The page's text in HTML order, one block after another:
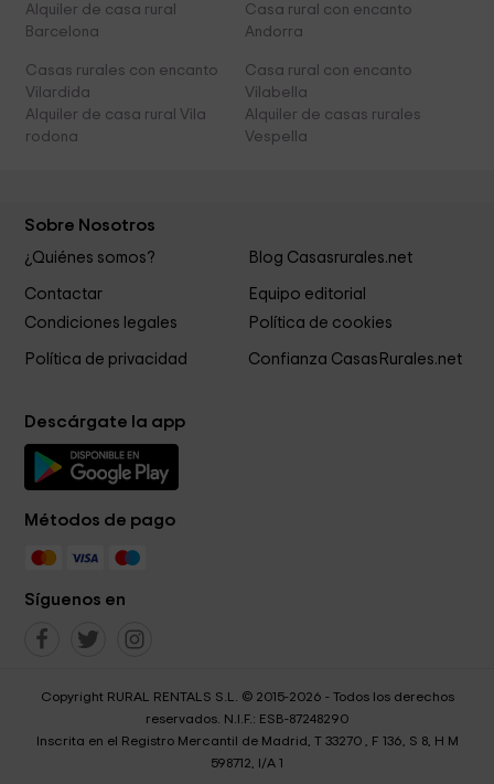
Alquiler de casa rural
Barcelona
Casa rural con encanto
Andorra
Casas rurales con encanto
Vilardida
Casa rural con encanto
Vilabella
Alquiler de casa rural Vila
rodona
Alquiler de casas rurales
Vespella
Sobre Nosotros
¿Quiénes somos? Blog Casasrurales.net
Contactar
Equipo editorial
Condiciones legales
Política de cookies
Política de privacidad Confianza CasasRurales.net
Descárgate la app
Métodos de pago
Síguenos en
Copyright RURAL RENTALS S.L. © 2015-2026 - Todos los derechos
reservados. N.I.F.: ESB-87248290
Inscrita en el Registro Mercantil de Madrid, T 33270 , F 136, S 8, H M
598712, I/A 1